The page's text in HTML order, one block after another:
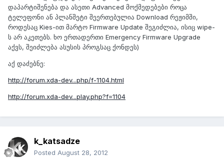
დაპარტიშენება და ასეთი Advanced მოქმედებები როცა
ტელეფონი ან პლანშეტი შეერთებულია Download რეჟიმში,
როდესაც Kies-ით მარტო Firmware Update შეგიძლია, ისიც wipe-
ს არ აკეთებს. ხო ერთადერთი Emergency Firmware Upgrade
აქვს, შეიძლება ასუსის პროგსაც ქონდეს)
აქ დაძებნე:
http://forum.xda-dev...php/f-1104.html
http://forum.xda-dev...play.php?f=1104
k_katsadze
Posted August 28, 2012